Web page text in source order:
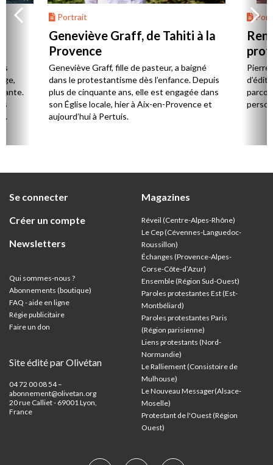
Portrait
Geneviève Graff, de Tahiti à la
Provence
Geneviève Graff, fille de pasteur, a baigné
dans le protestantisme dès l’enfance. Depuis
plus de cinquante ans, elle est engagée dans
son Église locale, hier à Aix-en-Provence et
aujourd’hui à Pertuis.
Se connecter
Créer un compte
Newsletters
Qui sommes-nous ?
Abonnements (boutique)
FAQ - aide en ligne
Régie publicitaire
Faire un don
Site édité par Olivétan
04 72 00 08 54 –
abonnement@olivetan.org
20 rue Calliet - 69001 Lyon,
France
Magazines
Réveil (Centre-Alpes-Rhône)
Le Cep (Cévennes-Languedoc-
Roussillon)
Échanges (Provence-Alpes-
Corse-Côte-d’Azur)
Ensemble (Région Sud-Ouest)
Paroles protestantes Est (Est-
Montbéliard)
Paroles protestantes Paris
(Région parisienne)
Liens protestants (Nord-
Normandie)
Le Ralliement (Consistoire de
Mulhouse)
Le Nouveau Messager(Alsace-
Moselle)
Protestant de l'Ouest (Région
Ouest)